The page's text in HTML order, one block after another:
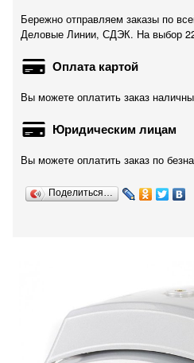
Бережно отправляем заказы по
Деловые Линии, СДЭК. На выбор
Оплата картой
Вы можете оплатить заказ
Юридическим лицам
Вы можете оплатить заказ по
Поделиться…